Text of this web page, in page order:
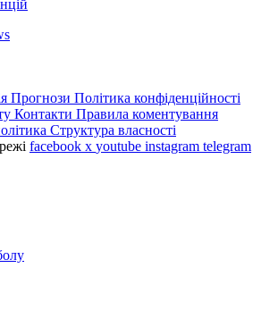
Прогнози Політика конфіденційності
Контакти Правила коментування
Структура власності
facebook x youtube instagram telegram